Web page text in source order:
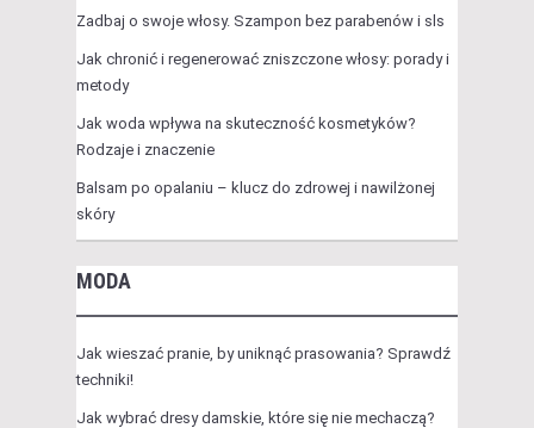
Zadbaj o swoje włosy. Szampon bez parabenów i sls
Jak chronić i regenerować zniszczone włosy: porady i
metody
Jak woda wpływa na skuteczność kosmetyków?
Rodzaje i znaczenie
Balsam po opalaniu – klucz do zdrowej i nawilżonej
skóry
MODA
Jak wieszać pranie, by uniknąć prasowania? Sprawdź
techniki!
Jak wybrać dresy damskie, które się nie mechaczą?